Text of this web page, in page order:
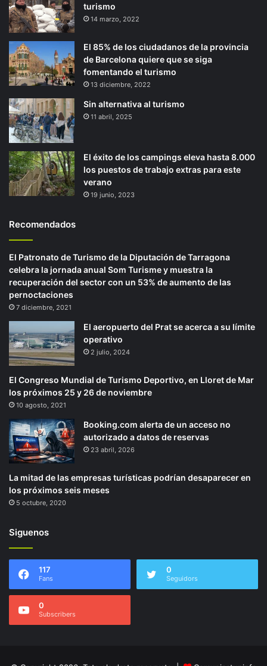
turismo
14 marzo, 2022
El 85% de los ciudadanos de la provincia
de Barcelona quiere que se siga
fomentando el turismo
13 diciembre, 2022
Sin alternativa al turismo
11 abril, 2025
El éxito de los campings eleva hasta 8.000
los puestos de trabajo extras para este
verano
19 junio, 2023
Recomendados
El Patronato de Turismo de la Diputación de Tarragona
celebra la jornada anual Som Turisme y muestra la
recuperación del sector con un 53% de aumento de las
pernoctaciones
7 diciembre, 2021
El aeropuerto del Prat se acerca a su límite
operativo
2 julio, 2024
El Congreso Mundial de Turismo Deportivo, en Lloret de Mar
los próximos 25 y 26 de noviembre
10 agosto, 2021
Booking.com alerta de un acceso no
autorizado a datos de reservas
23 abril, 2026
La mitad de las empresas turísticas podrían desaparecer en
los próximos seis meses
5 octubre, 2020
Siguenos
117
Fans
0
Seguidors
0
Subscribers